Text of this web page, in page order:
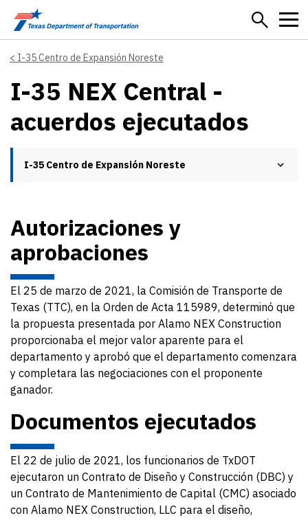
Skip to main content
I-35 Centro de Expansión Noreste
I-35 NEX Central -
acuerdos ejecutados
I-35 Centro de Expansión Noreste
Autorizaciones y
aprobaciones
El 25 de marzo de 2021, la Comisión de Transporte de
Texas (TTC), en la Orden de Acta 115989, determinó que
la propuesta presentada por Alamo NEX Construction
proporcionaba el mejor valor aparente para el
departamento y aprobó que el departamento comenzara
y completara las negociaciones con el proponente
ganador.
Documentos ejecutados
El 22 de julio de 2021, los funcionarios de TxDOT
ejecutaron un Contrato de Diseño y Construcción (DBC) y
un Contrato de Mantenimiento de Capital (CMC) asociado
con Alamo NEX Construction, LLC para el diseño,